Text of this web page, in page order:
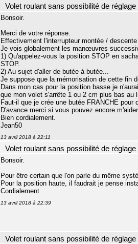
Volet roulant sans possibilité de réglage
Bonsoir.
Merci de votre réponse.
Effectivement l'interrupteur montée /
Je vois globalement les manœuvres
1) Qu'appelez-vous la position STOP en
STOP.
2) Au sujet d'aller de butée à butée...
Je suppose que la mémorisation de cette fin
Dans mon cas pour la position basse je
que mon volet s'arrête 1 ou 2 cm plus bas au
Faut-il que je crée une butée FRANCHE
D'avance merci si vous pouvez encore
Bien cordialement.
Jean50
13 avril 2018 à 22:11
Volet roulant sans possibilité de réglage
Bonsoir.
Pour être certain que l'on parle du même
Pour la position haute, il faudrait je pense
Cordialement.
13 avril 2018 à 22:39
Volet roulant sans possibilité de réglage